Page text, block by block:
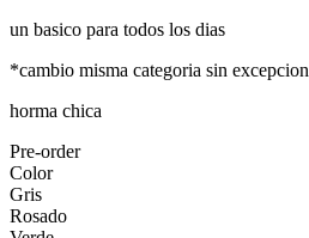
un basico para todos los dias
*cambio misma categoria sin excepcion
horma chica
Pre-order
Color
Gris
Rosado